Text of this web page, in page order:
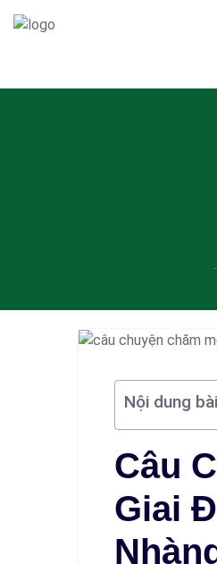
Nội dung
Câu
Giai